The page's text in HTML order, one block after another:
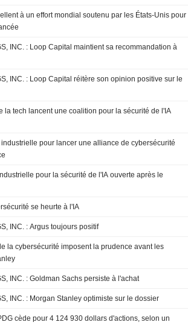
à un effort mondial soutenu par les États-Unis pour
à
positive sur le
la tech lancent une coalition pour la sécurité de l'IA
pour lancer une alliance de cybersécurité
pour la sécurité de l'IA ouverte après le
se heurte à l'IA
CROWDSTRIKE HOLDINGS, INC. : Argus toujours positif
la cybersécurité imposent la prudence avant les
CROWDSTRIKE HOLDINGS, INC. : Goldman Sachs persiste à l'achat
CROWDSTRIKE HOLDINGS, INC. : Morgan Stanley optimiste sur le dossier
cède pour 4 124 930 dollars d'actions, selon un